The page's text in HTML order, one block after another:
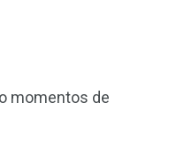
momentos de